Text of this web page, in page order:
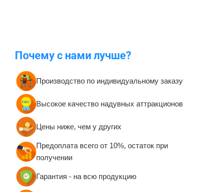
Почему с нами лучше?
Производство по индивидуальному заказу
Высокое качество надувных аттракционов
Цены ниже, чем у других
Предоплата всего от 10%, остаток при
получении
Гарантия - на всю продукцию